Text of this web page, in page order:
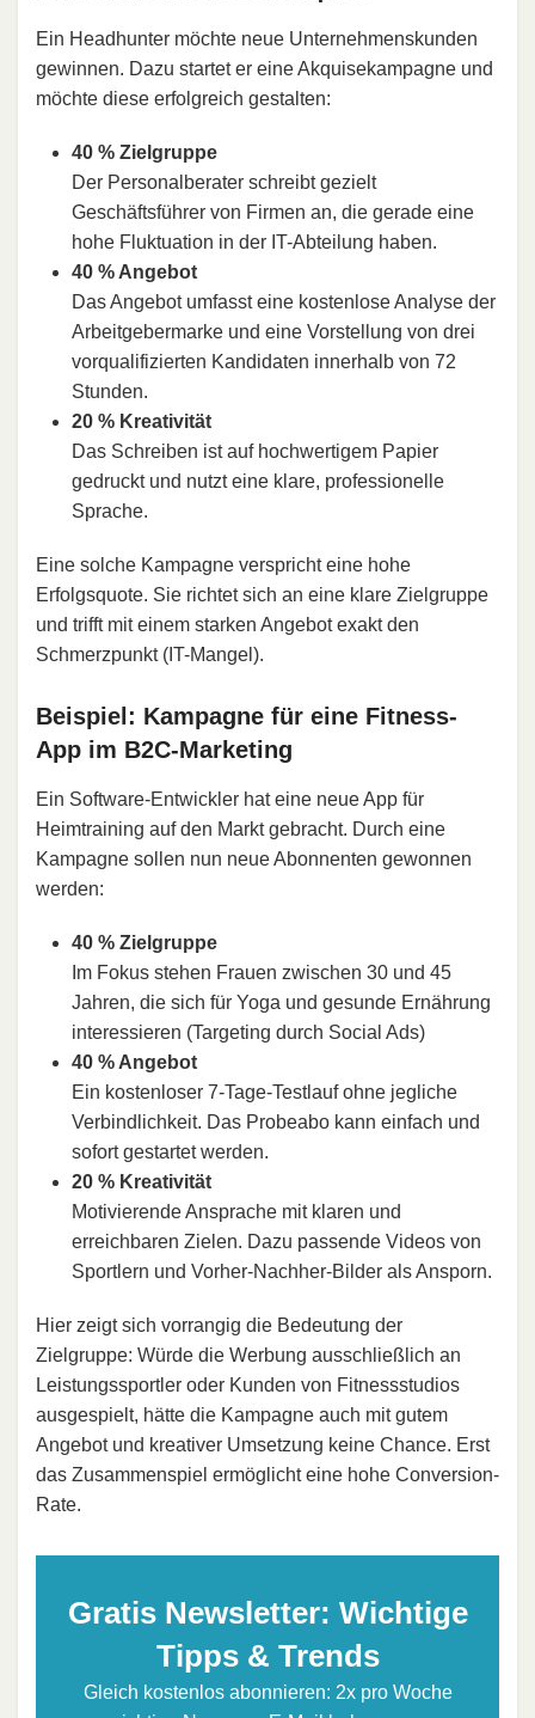
Ein Headhunter möchte neue Unternehmenskunden
gewinnen. Dazu startet er eine Akquisekampagne und
möchte diese erfolgreich gestalten:
40 % Zielgruppe
Der Personalberater schreibt gezielt
Geschäftsführer von Firmen an, die gerade eine
hohe Fluktuation in der IT-Abteilung haben.
40 % Angebot
Das Angebot umfasst eine kostenlose Analyse der
Arbeitgebermarke und eine Vorstellung von drei
vorqualifizierten Kandidaten innerhalb von 72
Stunden.
20 % Kreativität
Das Schreiben ist auf hochwertigem Papier
gedruckt und nutzt eine klare, professionelle
Sprache.
Eine solche Kampagne verspricht eine hohe
Erfolgsquote. Sie richtet sich an eine klare Zielgruppe
und trifft mit einem starken Angebot exakt den
Schmerzpunkt (IT-Mangel).
Beispiel: Kampagne für eine Fitness-
App im B2C-Marketing
Ein Software-Entwickler hat eine neue App für
Heimtraining auf den Markt gebracht. Durch eine
Kampagne sollen nun neue Abonnenten gewonnen
werden:
40 % Zielgruppe
Im Fokus stehen Frauen zwischen 30 und 45
Jahren, die sich für Yoga und gesunde Ernährung
interessieren (Targeting durch Social Ads)
40 % Angebot
Ein kostenloser 7-Tage-Testlauf ohne jegliche
Verbindlichkeit. Das Probeabo kann einfach und
sofort gestartet werden.
20 % Kreativität
Motivierende Ansprache mit klaren und
erreichbaren Zielen. Dazu passende Videos von
Sportlern und Vorher-Nachher-Bilder als Ansporn.
Hier zeigt sich vorrangig die Bedeutung der
Zielgruppe: Würde die Werbung ausschließlich an
Leistungssportler oder Kunden von Fitnessstudios
ausgespielt, hätte die Kampagne auch mit gutem
Angebot und kreativer Umsetzung keine Chance. Erst
das Zusammenspiel ermöglicht eine hohe Conversion-
Rate.
Gratis Newsletter: Wichtige
Tipps & Trends
Gleich kostenlos abonnieren: 2x pro Woche